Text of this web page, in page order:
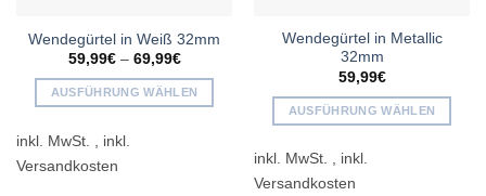
Wendegürtel in Weiß 32mm
59,99€– 69,99€
AUSFÜHRUNG WÄHLEN
Produkt
inkl. MwSt.
Wendegürtel in Metallic
32mm
59,99€
AUSFÜHRUNG WÄHLEN
inkl. MwSt.